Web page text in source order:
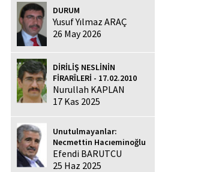
DURUM
Yusuf Yılmaz ARAÇ
26 May 2026
DİRİLİŞ NESLİNİN
FİRARÎLERİ - 17.02.2010
Nurullah KAPLAN
17 Kas 2025
Unutulmayanlar:
Necmettin Hacıeminoğlu
Efendi BARUTCU
25 Haz 2025